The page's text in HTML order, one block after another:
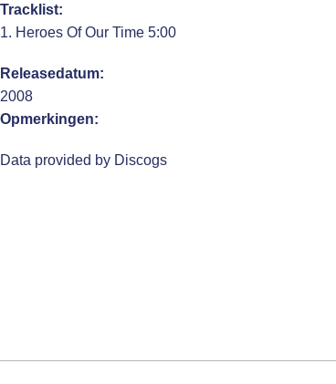
Tracklist:
1. Heroes Of Our Time 5:00
Releasedatum:
2008
Opmerkingen:
Data provided by Discogs